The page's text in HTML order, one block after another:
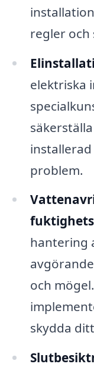
regler och
elektriska
problem.
hantering
och
skydda